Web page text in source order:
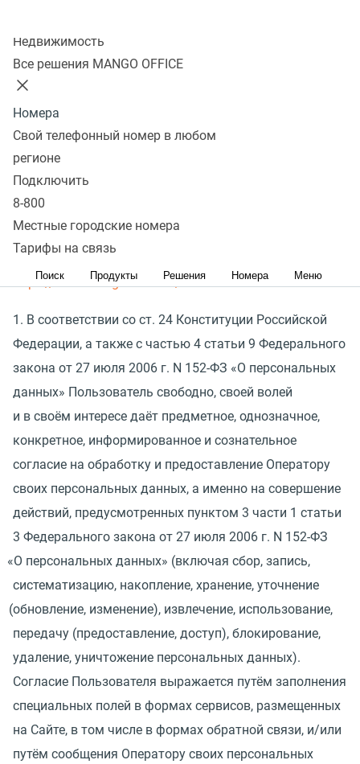
Недвижимость
Все решения MANGO OFFICE
Номера
Свой телефонный номер в любом
регионе
Подключить
8-800
Местные городские номера
Тарифы на связь
Поиск Продукты Решения Номера Меню
город Москва, Профсоюзная ул., д. 57, ком. 84
Пользователя на обработку персональных данных
размещено на Сайте Оператора по адресу:
Политика обработки персональных данных
Оператора, размещена на сайте по адресу:
https://www.mango-office.ru/.
1. В соответствии со ст. 24 Конституции Российской
Федерации, а также с частью 4 статьи 9 Федерального
закона от 27 июля 2006 г. N 152-ФЗ «О персональных
данных» Пользователь свободно, своей волей
и в своём интересе даёт предметное, однозначное,
конкретное, информированное и сознательное
согласие на обработку и предоставление Оператору
своих персональных данных, а именно на совершение
действий, предусмотренных пунктом 3 части 1 статьи
3 Федерального закона от 27 июля 2006 г. N 152-ФЗ
«О персональных данных» (включая сбор, запись,
систематизацию, накопление, хранение, уточнение
(обновление, изменение), извлечение, использование,
передачу (предоставление, доступ), блокирование,
удаление, уничтожение персональных данных).
Согласие Пользователя выражается путём заполнения
специальных полей в формах сервисов, размещенных
на Сайте, в том числе в формах обратной связи, и/или
путём сообщения Оператору своих персональных